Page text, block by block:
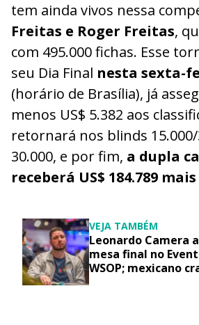
tem ainda vivos nessa
Freitas e Roger Freitas,
com 495.000 fichas. Esse
seu Dia Final nesta sexta-
(horário de Brasília), já
menos US$ 5.382 aos
retornará nos blinds
30.000, e por fim, a dupla
receberá US$ 184.789
VEJA TAMBÉM
Leonardo Camera
mesa final no
WSOP; mexicano